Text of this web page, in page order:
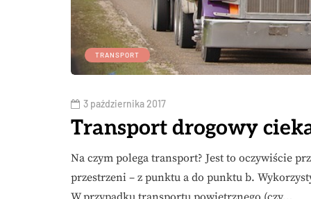
TRANSPORT
3 października 2017
Transport drogowy
Na czym polega transport? Jest to oczywiście
przestrzeni – z punktu a do punktu b.